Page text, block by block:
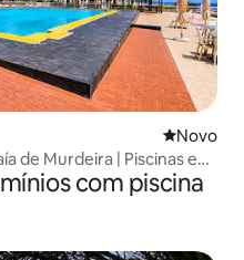
Novo
Novo
de Murdeira | Piscinas e
com piscina